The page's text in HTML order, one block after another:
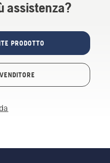
assistenza?
PRODOTTO